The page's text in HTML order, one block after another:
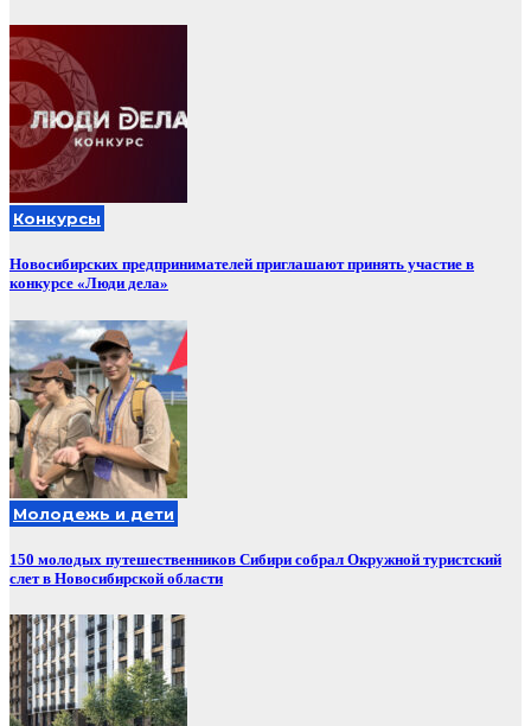
Конкурсы
Новосибирских предпринимателей приглашают принять участие в
конкурсе «Люди дела»
Молодежь и дети
150 молодых путешественников Сибири собрал Окружной туристский
слет в Новосибирской области